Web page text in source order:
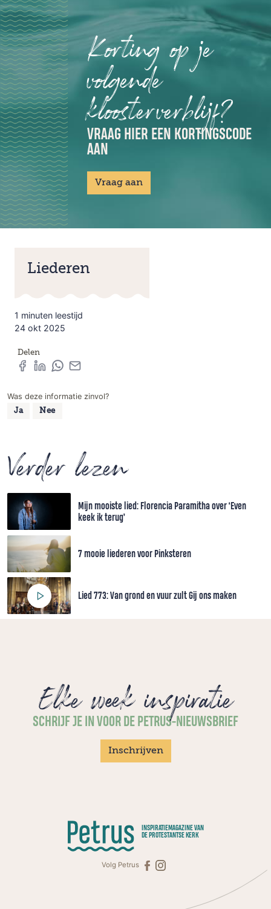
Korting op je
volgende
kloosterverblijf?
VRAAG HIER EEN KORTINGSCODE
AAN
Vraag aan
Liederen
1 minuten leestijd
24 okt 2025
Delen
Was deze informatie zinvol?
Ja Nee
Verder lezen
Mijn mooiste lied: Florencia Paramitha over ‘Even
keek ik terug’
7 mooie liederen voor Pinksteren
Lied 773: Van grond en vuur zult Gij ons maken
Elke week inspiratie
SCHRIJF JE IN VOOR DE PETRUS-NIEUWSBRIEF
Inschrijven
INSPIRATIEMAGAZINE VAN
DE PROTESTANTSE KERK
Volg Petrus